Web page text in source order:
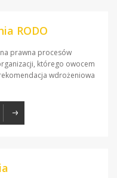
RODO
prawna procesów
którego owocem
wdrożeniowa